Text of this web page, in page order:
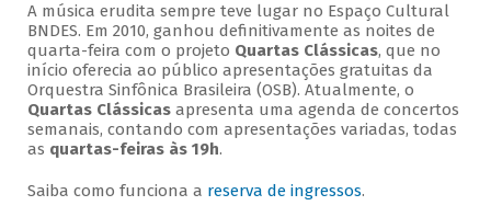
A música erudita sempre teve lugar no Espaço Cultural
BNDES. Em 2010, ganhou definitivamente as noites de
quarta-feira com o projeto Quartas Clássicas, que no
início oferecia ao público apresentações gratuitas da
Orquestra Sinfônica Brasileira (OSB). Atualmente, o
Quartas Clássicasapresenta uma agenda de concertos
semanais, contando com apresentações variadas, todas
as quartas-feiras às 19h.
Saiba como funciona a reserva de ingressos.